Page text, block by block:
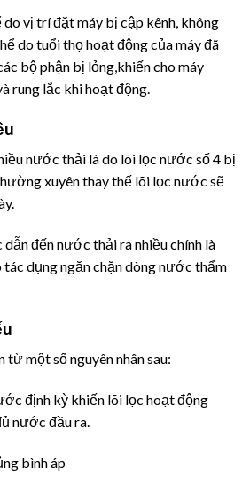
vị trí đặt máy bị cập kênh, không
do tuổi thọ hoạt động của máy đã
bộ phận bị lỏng,khiến cho máy
rung lắc khi hoạt động.
nước thải là do lõi lọc nước số 4 bị
xuyên thay thế lõi lọc nước sẽ
dẫn đến nước thải ra nhiều chính là
tác dụng ngăn chặn dòng nước thẩm
một số nguyên nhân sau:
định kỳ khiến lõi lọc hoạt động
nước đầu ra.
bình áp